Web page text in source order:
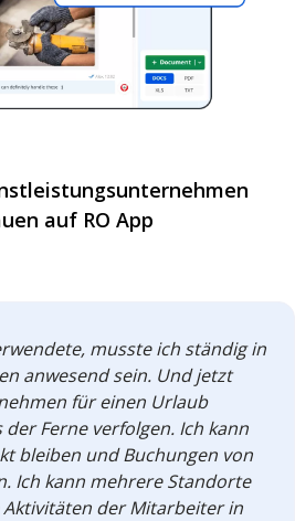
auf RO App
musste ich ständig in
anwesend sein. Und jetzt
für einen Urlaub
der Ferne verfolgen. Ich kann
bleiben und Buchungen von
Ich kann mehrere Standorte
der Mitarbeiter in